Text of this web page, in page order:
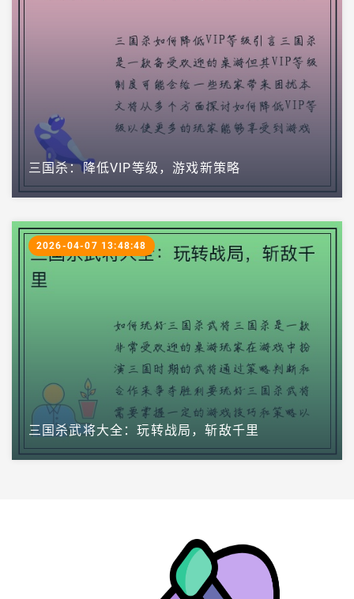
三国杀：降低VIP等级，游戏新策略
三国杀武将大全：玩转战局，斩敌千里
2026-04-07 13:48:48